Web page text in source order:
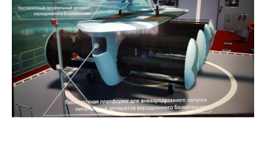
31.08.2024
Фотоотчет о ходе строительства1-й очереди
машиностроительного предприятия ООО
«Хенкон Сибирь» на территории ОЭЗ
Красноярская Технологическая Долина. Август
2024.
30.08.2024